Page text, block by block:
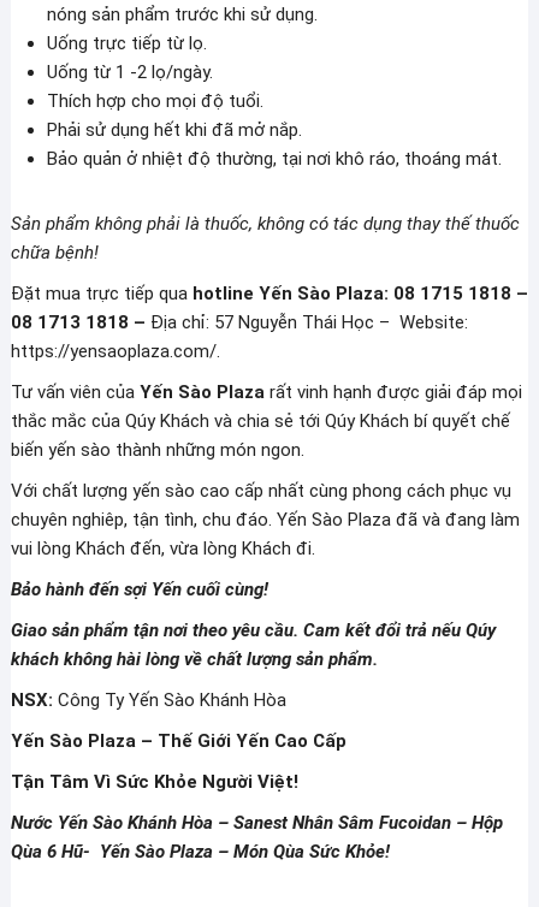
nóng sản phẩm trước khi sử dụng.
Uống trực tiếp từ lọ.
Uống từ 1 -2 lọ/ngày.
Thích hợp cho mọi độ tuổi.
Phải sử dụng hết khi đã mở nắp.
Bảo quản ở nhiệt độ thường, tại nơi khô ráo, thoáng mát.
Sản phẩm không phải là thuốc, không có tác dụng thay thế thuốc
chữa bệnh!
Đặt mua trực tiếp qua hotline Yến Sào Plaza: 08 1715 1818 –
08 1713 1818 – Địa chỉ: 57 Nguyễn Thái Học – Website:
https://yensaoplaza.com/.
Tư vấn viên của Yến Sào Plazarất vinh hạnh được giải đáp mọi
thắc mắc của Qúy Khách và chia sẻ tới Qúy Khách bí quyết chế
biến yến sào thành những món ngon.
Với chất lượng yến sào cao cấp nhất cùng phong cách phục vụ
chuyên nghiêp, tận tình, chu đáo. Yến Sào Plaza đã và đang làm
vui lòng Khách đến, vừa lòng Khách đi.
Bảo hành đến sợi Yến cuối cùng!
Giao sản phẩm tận nơi theo yêu cầu. Cam kết đổi trả nếu Qúy
khách không hài lòng về chất lượng sản phẩm.
NSX: Công Ty Yến Sào Khánh Hòa
Yến Sào Plaza – Thế Giới Yến Cao Cấp
Tận Tâm Vì Sức Khỏe Người Việt!
Nước Yến Sào Khánh Hòa – Sanest Nhân Sâm Fucoidan – Hộp
Qùa 6 Hũ- Yến Sào Plaza – Món Qùa Sức Khỏe!